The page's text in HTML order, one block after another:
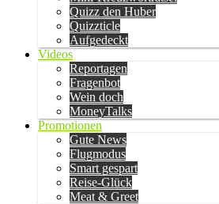
Quizz den Huber
Quizzticle
Aufgedeckt
Videos
Reportagen
Fragenbot
Wein doch
MoneyTalks
Promotionen
Gute News
Flugmodus
Smart gespart
Reise-Glück
Meat & Greet